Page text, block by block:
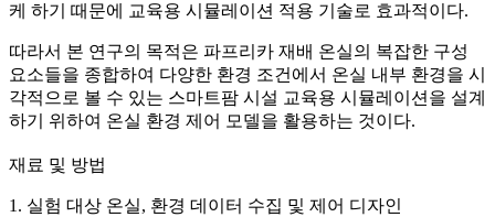
케 하기 때문에 교육용 시뮬레이션 적용 기술로 효과적이다.
따라서 본 연구의 목적은 파프리카 재배 온실의 복잡한 구성
요소들을 종합하여 다양한 환경 조건에서 온실 내부 환경을 시
각적으로 볼 수 있는 스마트팜 시설 교육용 시뮬레이션을 설계
하기 위하여 온실 환경 제어 모델을 활용하는 것이다.
재료 및 방법
1. 실험 대상 온실, 환경 데이터 수집 및 제어 디자인